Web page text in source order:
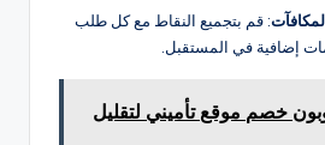
: قم بتجميع النقاط مع كل طلب
إضافية في المستقبل.
خصم موقع تأميني لتقليل